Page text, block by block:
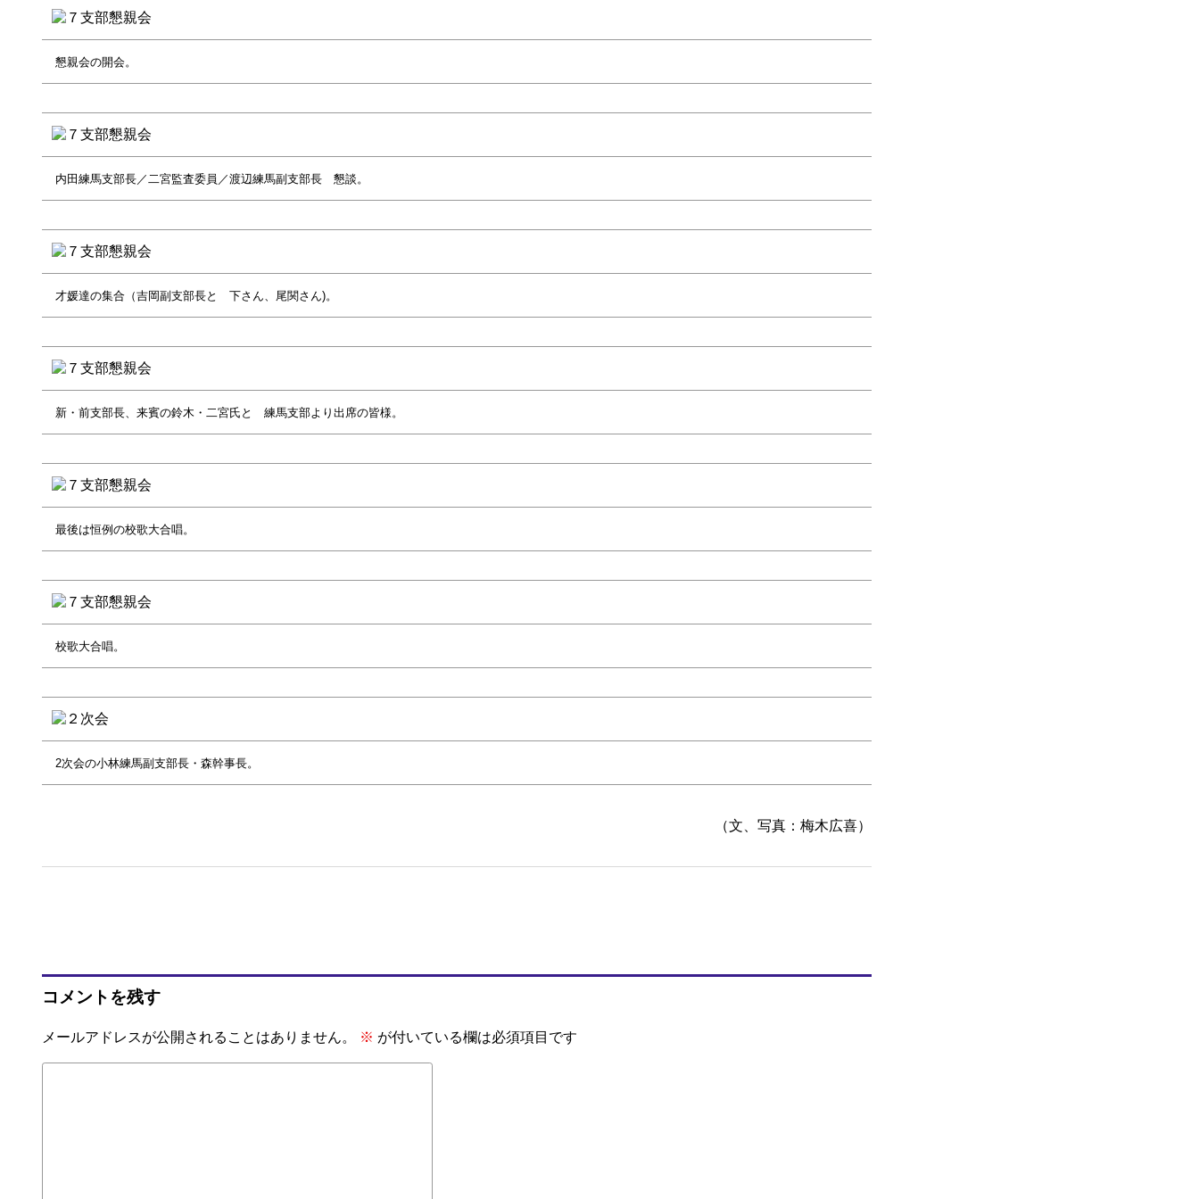
懇親会の開会。
内田練馬支部長／二宮監査委員／渡辺練馬副支部長 懇談。
才媛達の集合（吉岡副支部長と 下さん、尾関さん)。
新・前支部長、来賓の鈴木・二宮氏と 練馬支部より出席の皆様。
最後は恒例の校歌大合唱。
校歌大合唱。
2次会の小林練馬副支部長・森幹事長。
（文、写真：梅木広喜）
コメントを残す
メールアドレスが公開されることはありません。 ※ が付いている欄は必須項目です